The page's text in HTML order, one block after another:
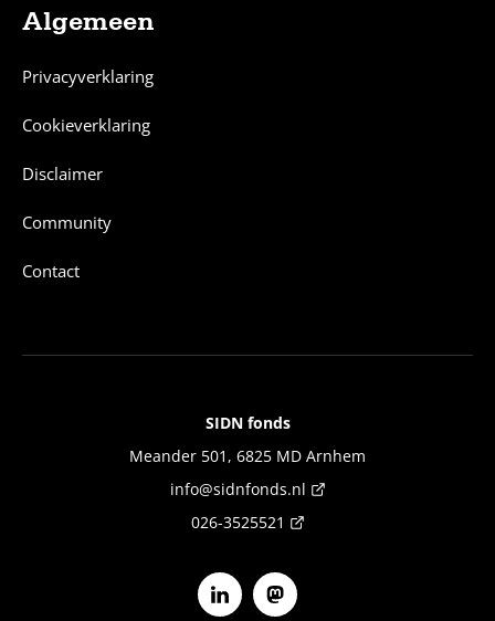
Algemeen
Privacyverklaring
Cookieverklaring
Disclaimer
Community
Contact
SIDN fonds
Meander 501, 6825 MD Arnhem
info@sidnfonds.nl
026-3525521
Volg ons op Linkedin Volg ons op Mastodon